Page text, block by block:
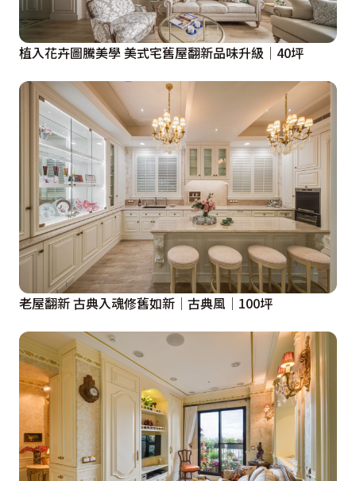
植入花卉圖騰美學 美式宅舊屋翻新品味升級│40坪
老屋翻新 古典入魂修舊如新│古典風│100坪